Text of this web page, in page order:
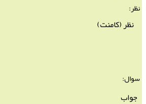
نظر:
سوال: